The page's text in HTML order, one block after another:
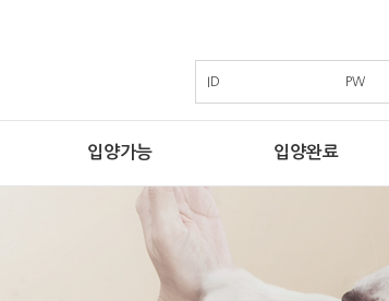
ID PW
입양가능 입양완료